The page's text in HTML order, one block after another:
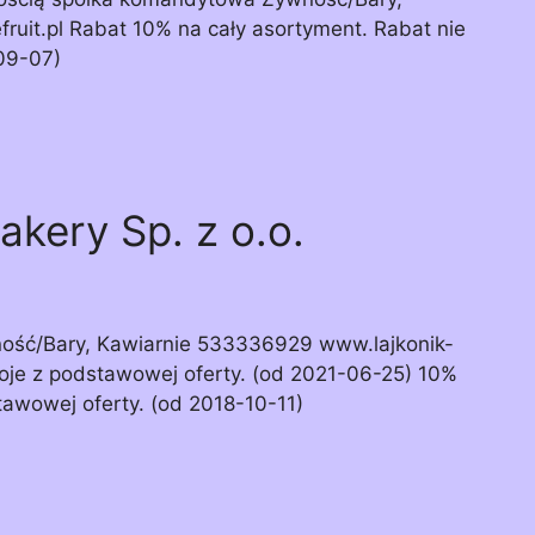
Rabat 10% na cały asortyment. Rabat nie
07)
Sp. z o.o.
Bary, Kawiarnie 533336929 www.lajkonik-
z podstawowej oferty. (od 2021-06-25) 10%
oferty. (od 2018-10-11)